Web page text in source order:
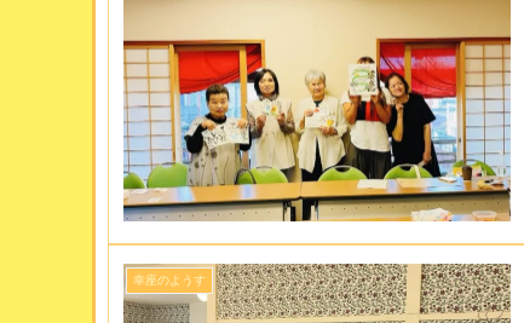
幸座のようす